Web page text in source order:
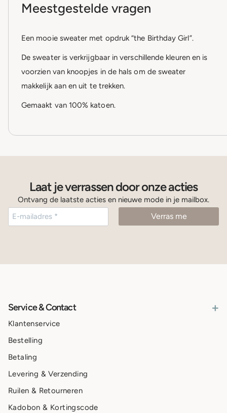
Meestgestelde vragen
Een mooie sweater met opdruk “the Birthday Girl”.
De sweater is verkrijgbaar in verschillende kleuren en is
voorzien van knoopjes in de hals om de sweater
makkelijk aan en uit te trekken.
Gemaakt van 100% katoen.
Laat je verrassen door onze acties
Ontvang de laatste acties en nieuwe mode in je mailbox.
Service & Contact +
Klantenservice
Bestelling
Betaling
Levering & Verzending
Ruilen & Retourneren
Kadobon & Kortingscode